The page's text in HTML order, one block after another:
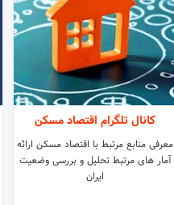
کانال تلگرام اقتصاد مسکن
معرفی منابع مرتبط با اقتصاد مسکن ارائه
آمار های مرتبط تحلیل و بررسی وضعیت
ایران